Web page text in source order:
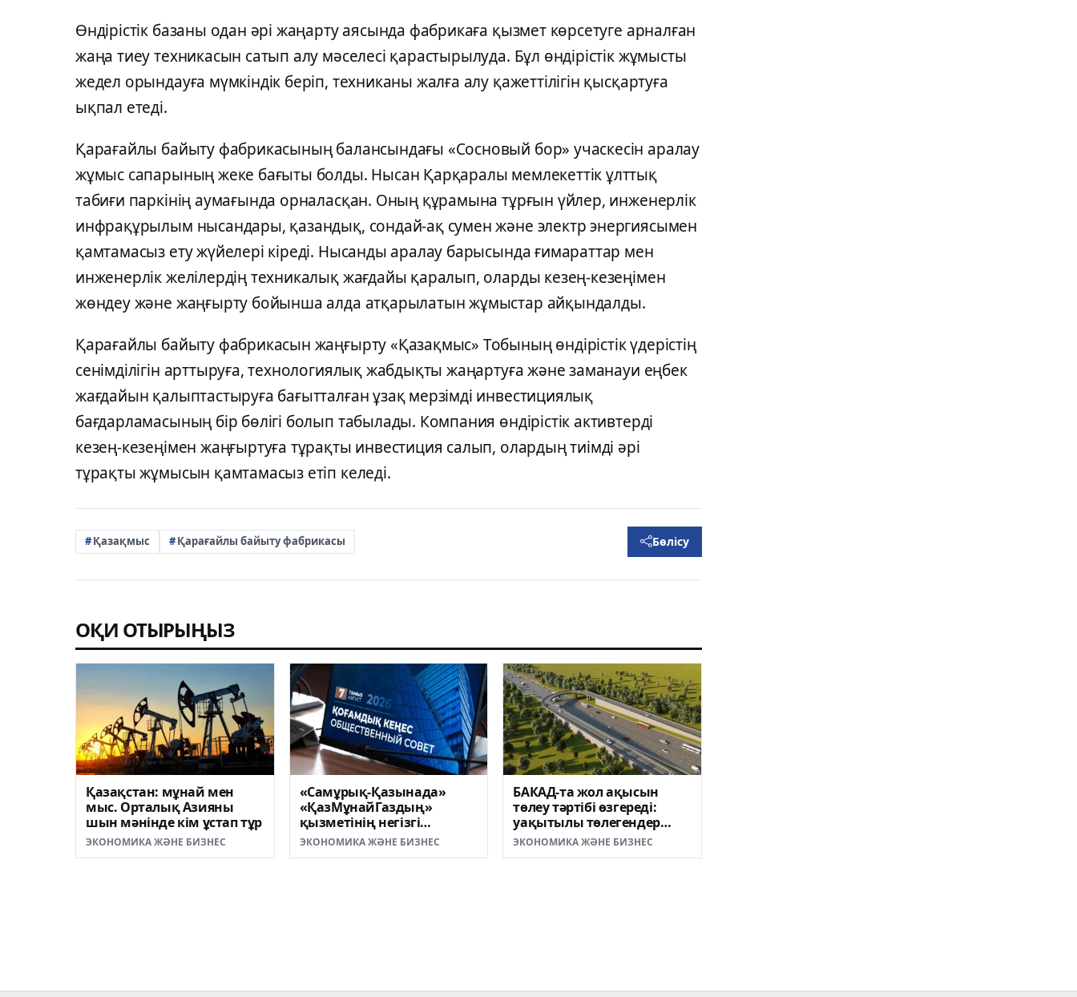
Өндірістік базаны одан әрі жаңарту аясында фабрикаға қызмет көрсетуге арналған
жаңа тиеу техникасын сатып алу мәселесі қарастырылуда. Бұл өндірістік жұмысты
жедел орындауға мүмкіндік беріп, техниканы жалға алу қажеттілігін қысқартуға
ықпал етеді.
Қарағайлы байыту фабрикасының балансындағы «Сосновый бор» учаскесін аралау
жұмыс сапарының жеке бағыты болды. Нысан Қарқаралы мемлекеттік ұлттық
табиғи паркінің аумағында орналасқан. Оның құрамына тұрғын үйлер, инженерлік
инфрақұрылым нысандары, қазандық, сондай-ақ сумен және электр энергиясымен
қамтамасыз ету жүйелері кіреді. Нысанды аралау барысында ғимараттар мен
инженерлік желілердің техникалық жағдайы қаралып, оларды кезең-кезеңімен
жөндеу және жаңғырту бойынша алда атқарылатын жұмыстар айқындалды.
Қарағайлы байыту фабрикасын жаңғырту «Қазақмыс» Тобының өндірістік үдерістің
сенімділігін арттыруға, технологиялық жабдықты жаңартуға және заманауи еңбек
жағдайын қалыптастыруға бағытталған ұзақ мерзімді инвестициялық
бағдарламасының бір бөлігі болып табылады. Компания өндірістік активтерді
кезең-кезеңімен жаңғыртуға тұрақты инвестиция салып, олардың тиімді әрі
тұрақты жұмысын қамтамасыз етіп келеді.
Қазақмыс Қарағайлы байыту фабрикасы Бөлісу
ОҚИ ОТЫРЫҢЫЗ
Қазақстан: мұнай мен
мыс. Орталық Азияны
шын мәнінде кім ұстап тұр
ЭКОНОМИКА ЖӘНЕ БИЗНЕС
«Самұрық-Қазынада»
«ҚазМұнайГаздың»
қызметінің негізгі
бағыттары талқыланды
ЭКОНОМИКА ЖӘНЕ БИЗНЕС
БАКАД-та жол ақысын
төлеу тәртібі өзгереді:
уақытылы төлегендер
үшін тариф бұрынғыдай
ЭКОНОМИКА ЖӘНЕ БИЗНЕС